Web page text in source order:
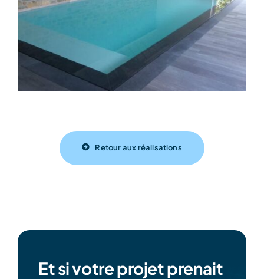
Retour aux réalisations
Et si votre projet prenait